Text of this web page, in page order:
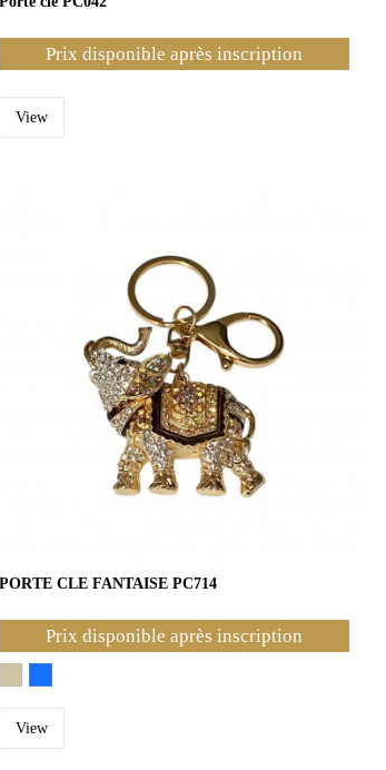
Prix disponible après inscription
View
PORTE CLE FANTAISE PC714
Prix disponible après inscription
View